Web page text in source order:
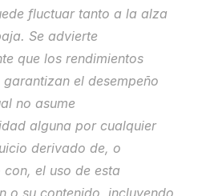
fluctuar tanto a la alza
Se advierte
que los rendimientos
el desempeño
no asume
alguna por cualquier
derivado de, o
el uso de esta
o su contenido, incluyendo